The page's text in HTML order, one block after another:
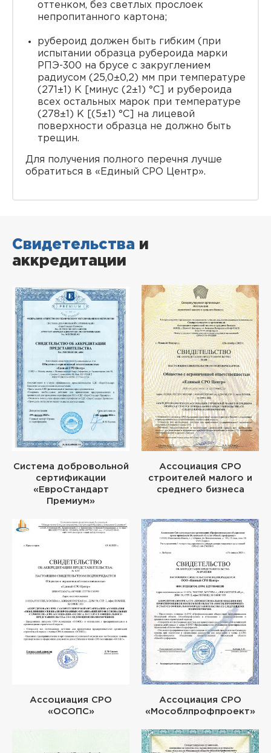
оттенком, без светлых прослоек
непропитанного картона;
рубероид должен быть гибким (при
испытании образца рубероида марки
РПЭ-300 на брусе с закруглением
радиусом (25,0±0,2) мм при температуре
(271±1) К [минус (2±1) °С] и рубероида
всех остальных марок при температуре
(278±1) К [(5±1) °С] на лицевой
поверхности образца не должно быть
трещин.
Для получения полного перечня лучше
обратиться в «Единый СРО Центр».
Свидетельства и
аккредитации
Система добровольной
сертификации
«ЕвроСтандарт
Премиум»
Ассоциация СРО
строителей малого и
среднего бизнеса
Ассоциация СРО
«ОСОПС»
Ассоциация СРО
«Мособлпрофпроект»